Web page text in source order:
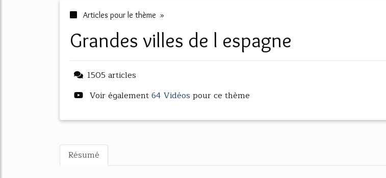
Articles pour le thème »
grandes villes de l espagne
1505 articles
Voir également64 Vidéos pour ce thème
Résumé